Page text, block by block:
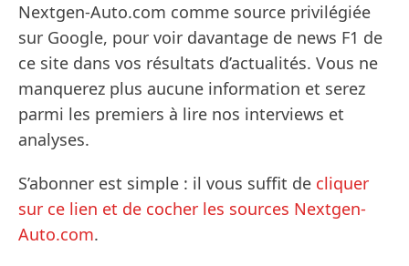
Nextgen-Auto.com comme source privilégiée
sur Google, pour voir davantage de news F1 de
ce site dans vos résultats d’actualités. Vous ne
manquerez plus aucune information et serez
parmi les premiers à lire nos interviews et
analyses.
S’abonner est simple : il vous suffit de cliquer
sur ce lien et de cocher les sources Nextgen-
Auto.com.